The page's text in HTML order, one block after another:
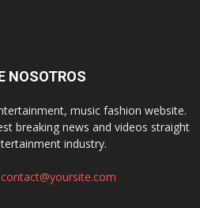
NOSOTROS
music fashion website.
breaking news and videos straight
industry.
contact@yoursite.com